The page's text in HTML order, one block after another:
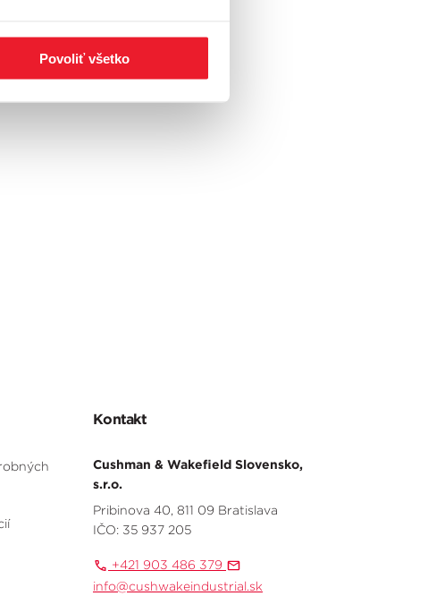
Povoliť všetko
Kontakt
Cushman & Wakefield Slovensko,
s.r.o.
Pribinova 40, 811 09 Bratislava
IČO: 35 937 205
+421 903 486 379
info@cushwakeindustrial.sk